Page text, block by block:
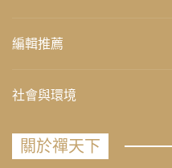
編輯推薦
社會與環境
關於禪天下